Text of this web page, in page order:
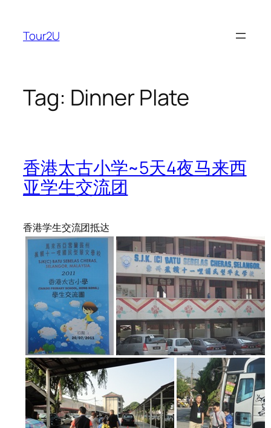
content
Tour2U
Tag: Dinner Plate
香港太古小学~5天4夜马来西
亚学生交流团
香港学生交流团抵达